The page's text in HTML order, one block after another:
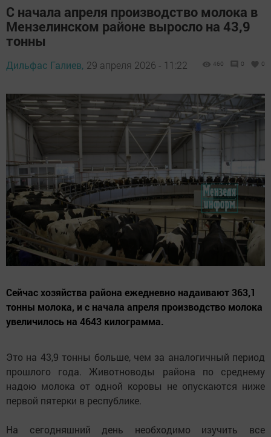
С начала апреля производство молока в
Мензелинском районе выросло на 43,9
тонны
Дильфас Галиев, 29 апреля 2026 - 11:22 460 0 0
Сейчас хозяйства района ежедневно надаивают 363,1
тонны молока, и с начала апреля производство молока
увеличилось на 4643 килограмма.
Это на 43,9 тонны больше, чем за аналогичный период
прошлого года. Животноводы района по среднему
надою молока от одной коровы не опускаются ниже
первой пятерки в республике.
На сегодняшний день необходимо изучить все